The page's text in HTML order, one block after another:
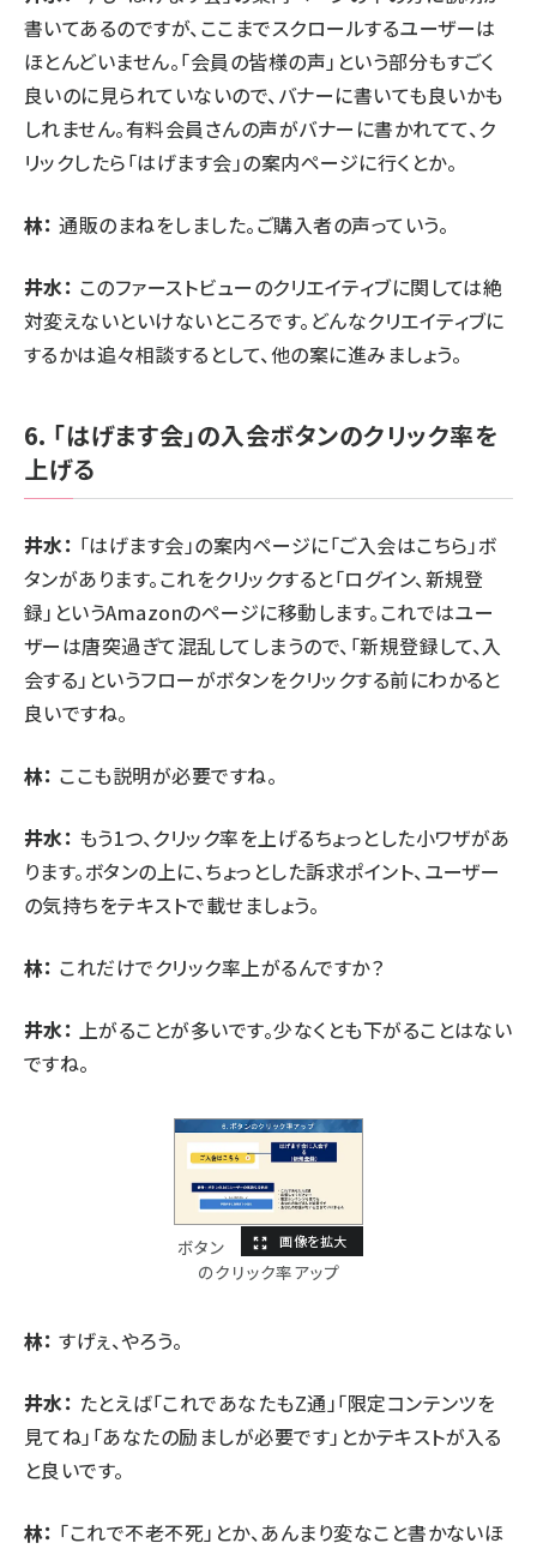
書いてあるのですが、ここまでスクロールするユーザーは
ほとんどいません。「会員の皆様の声」という部分もすごく
良いのに見られていないので、バナーに書いても良いかも
しれません。有料会員さんの声がバナーに書かれてて、ク
リックしたら「はげます会」の案内ページに行くとか。
林： 通販のまねをしました。ご購入者の声っていう。
井水： このファーストビューのクリエイティブに関しては絶
対変えないといけないところです。どんなクリエイティブに
するかは追々相談するとして、他の案に進みましょう。
6. 「はげます会」の入会ボタンのクリック率を
上げる
井水： 「はげます会」の案内ページに「ご入会はこちら」ボ
タンがあります。これをクリックすると「ログイン、新規登
録」というAmazonのページに移動します。これではユー
ザーは唐突過ぎて混乱してしまうので、「新規登録して、入
会する」というフローがボタンをクリックする前にわかると
良いですね。
林： ここも説明が必要ですね。
井水： もう1つ、クリック率を上げるちょっとした小ワザがあ
ります。ボタンの上に、ちょっとした訴求ポイント、ユーザー
の気持ちをテキストで載せましょう。
林： これだけでクリック率上がるんですか？
井水： 上がることが多いです。少なくとも下がることはない
ですね。
ボタン
のクリック率アップ
林： すげぇ、やろう。
井水： たとえば「これであなたもZ通」「限定コンテンツを
見てね」「あなたの励ましが必要です」とかテキストが入る
と良いです。
林： 「これで不老不死」とか、あんまり変なこと書かないほ